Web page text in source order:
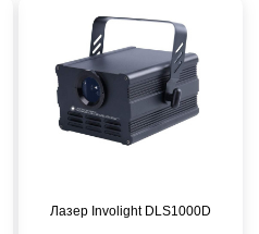
Лазер Involight DLS1000D